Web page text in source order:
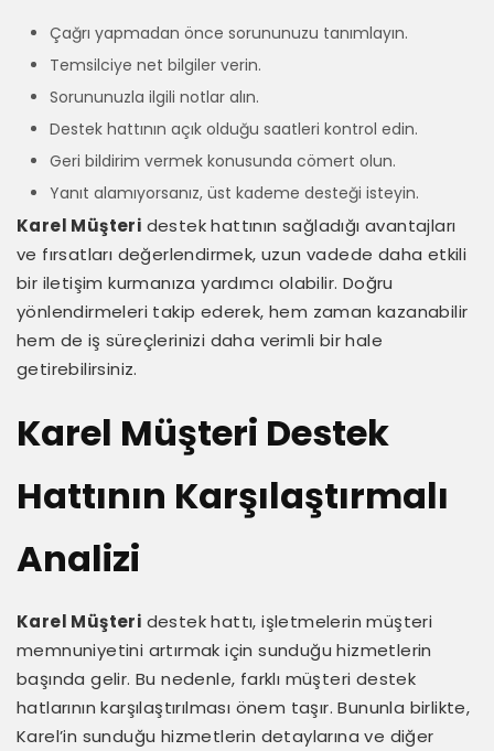
Çağrı yapmadan önce sorununuzu tanımlayın.
Temsilciye net bilgiler verin.
Sorununuzla ilgili notlar alın.
Destek hattının açık olduğu saatleri kontrol edin.
Geri bildirim vermek konusunda cömert olun.
Yanıt alamıyorsanız, üst kademe desteği isteyin.
Karel Müşteri destek hattının sağladığı avantajları
ve fırsatları değerlendirmek, uzun vadede daha etkili
bir iletişim kurmanıza yardımcı olabilir. Doğru
yönlendirmeleri takip ederek, hem zaman kazanabilir
hem de iş süreçlerinizi daha verimli bir hale
getirebilirsiniz.
Karel Müşteri Destek
Hattının Karşılaştırmalı
Analizi
Karel Müşteri destek hattı, işletmelerin müşteri
memnuniyetini artırmak için sunduğu hizmetlerin
başında gelir. Bu nedenle, farklı müşteri destek
hatlarının karşılaştırılması önem taşır. Bununla birlikte,
Karel’in sunduğu hizmetlerin detaylarına ve diğer